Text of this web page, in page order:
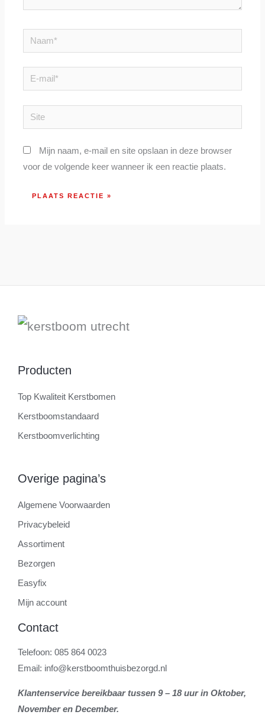
Naam*
E-
mail*
Site
Mijn naam, e-mail en site opslaan in deze browser
voor de volgende keer wanneer ik een reactie plaats.
Producten
Top Kwaliteit Kerstbomen
Kerstboomstandaard
Kerstboomverlichting
Overige pagina’s
Algemene Voorwaarden
Privacybeleid
Assortiment
Bezorgen
Easyfix
Mijn account
Contact
Telefoon: 085 864 0023
Email: info@kerstboomthuisbezorgd.nl
Klantenservice bereikbaar tussen 9 – 18 uur in Oktober,
November en December.